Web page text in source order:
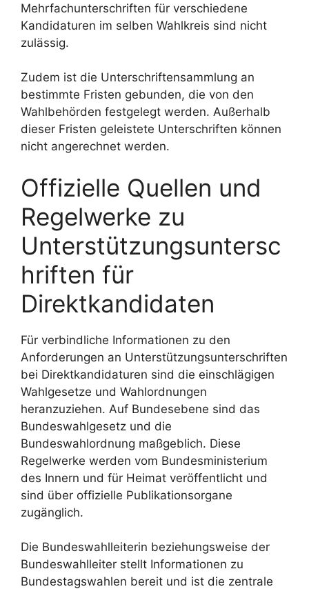
Mehrfachunterschriften für verschiedene
Kandidaturen im selben Wahlkreis sind nicht
zulässig.
Zudem ist die Unterschriftensammlung an
bestimmte Fristen gebunden, die von den
Wahlbehörden festgelegt werden. Außerhalb
dieser Fristen geleistete Unterschriften können
nicht angerechnet werden.
Offizielle Quellen und
Regelwerke zu
Unterstützungsuntersc
hriften für
Direktkandidaten
Für verbindliche Informationen zu den
Anforderungen an Unterstützungsunterschriften
bei Direktkandidaturen sind die einschlägigen
Wahlgesetze und Wahlordnungen
heranzuziehen. Auf Bundesebene sind das
Bundeswahlgesetz und die
Bundeswahlordnung maßgeblich. Diese
Regelwerke werden vom Bundesministerium
des Innern und für Heimat veröffentlicht und
sind über offizielle Publikationsorgane
zugänglich.
Die Bundeswahlleiterin beziehungsweise der
Bundeswahlleiter stellt Informationen zu
Bundestagswahlen bereit und ist die zentrale